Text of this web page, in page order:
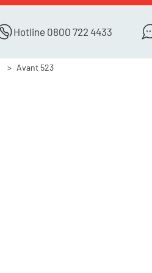
Hotline 0800 722 4433
Avant 523